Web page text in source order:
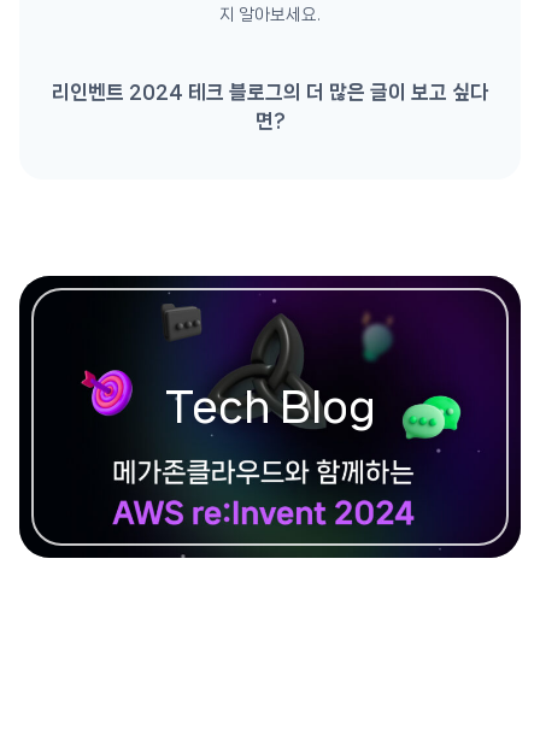
지 알아보세요.
리인벤트 2024 테크 블로그의 더 많은 글이 보고 싶다
면?
Tech Blog